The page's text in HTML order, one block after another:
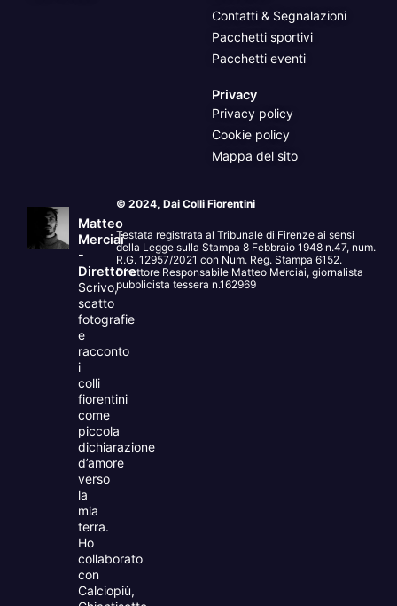
Contatti & Segnalazioni
Pacchetti sportivi
Pacchetti eventi
Privacy
Privacy policy
Cookie policy
Mappa del sito
Matteo
Merciai
-
Direttore
Scrivo,
scatto
fotografie
e
racconto
i
colli
fiorentini
come
piccola
dichiarazione
d’amore
verso
la
mia
terra.
Ho
collaborato
con
Calciopiù,
© 2024, Dai Colli Fiorentini
Testata registrata al Tribunale di Firenze ai sensi
della Legge sulla Stampa 8 Febbraio 1948 n.47, num.
R.G. 12957/2021 con Num. Reg. Stampa 6152.
Direttore Responsabile Matteo Merciai, giornalista
pubblicista tessera n.162969